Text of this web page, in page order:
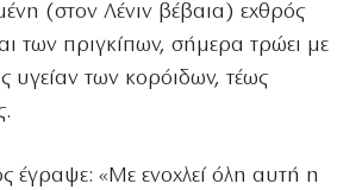
(στον Λένιν βέβαια) εχθρός
των πριγκίπων, σήμερα τρώει με
υγείαν των κορόιδων, τέως
έγραψε: «Με ενοχλεί όλη αυτή η